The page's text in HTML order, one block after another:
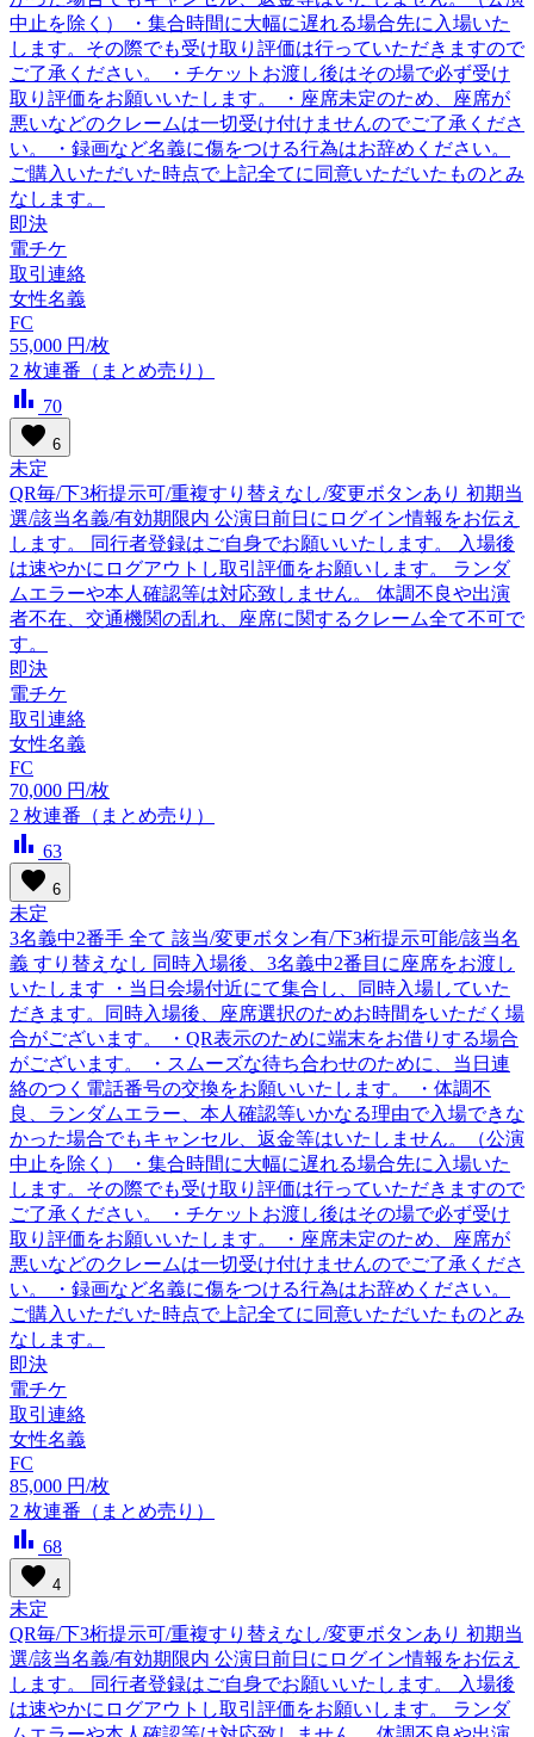
中止を除く） ・集合時間に大幅に遅れる場合先に入場いた
します。その際でも受け取り評価は行っていただきますので
ご了承ください。 ・チケットお渡し後はその場で必ず受け
取り評価をお願いいたします。 ・座席未定のため、座席が
悪いなどのクレームは一切受け付けませんのでご了承くださ
い。 ・録画など名義に傷をつける行為はお辞めください。
ご購入いただいた時点で上記全てに同意いただいたものとみ
なします。
即決
電チケ
取引連絡
女性名義
FC
55,000 円/枚
2 枚連番（まとめ売り）
bar_chart 70
favorite 6
未定
QR毎/下3桁提示可/重複すり替えなし/変更ボタンあり 初期当
選/該当名義/有効期限内 公演日前日にログイン情報をお伝え
します。 同行者登録はご自身でお願いいたします。 入場後
は速やかにログアウトし取引評価をお願いします。 ランダ
ムエラーや本人確認等は対応致しません。 体調不良や出演
者不在、交通機関の乱れ、座席に関するクレーム全て不可で
す。
即決
電チケ
取引連絡
女性名義
FC
70,000 円/枚
2 枚連番（まとめ売り）
bar_chart 63
favorite 6
未定
3名義中2番手 全て 該当/変更ボタン有/下3桁提示可能/該当名
義 すり替えなし 同時入場後、3名義中2番目に座席をお渡し
いたします ・当日会場付近にて集合し、同時入場していた
だきます。同時入場後、座席選択のためお時間をいただく場
合がございます。 ・QR表示のために端末をお借りする場合
がございます。 ・スムーズな待ち合わせのために、当日連
絡のつく電話番号の交換をお願いいたします。 ・体調不
良、ランダムエラー、本人確認等いかなる理由で入場できな
かった場合でもキャンセル、返金等はいたしません。（公演
中止を除く） ・集合時間に大幅に遅れる場合先に入場いた
します。その際でも受け取り評価は行っていただきますので
ご了承ください。 ・チケットお渡し後はその場で必ず受け
取り評価をお願いいたします。 ・座席未定のため、座席が
悪いなどのクレームは一切受け付けませんのでご了承くださ
い。 ・録画など名義に傷をつける行為はお辞めください。
ご購入いただいた時点で上記全てに同意いただいたものとみ
なします。
即決
電チケ
取引連絡
女性名義
FC
85,000 円/枚
2 枚連番（まとめ売り）
bar_chart 68
favorite 4
未定
QR毎/下3桁提示可/重複すり替えなし/変更ボタンあり 初期当
選/該当名義/有効期限内 公演日前日にログイン情報をお伝え
します。 同行者登録はご自身でお願いいたします。 入場後
は速やかにログアウトし取引評価をお願いします。 ランダ